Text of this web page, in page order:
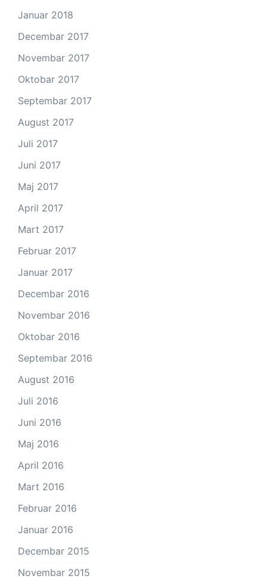
Januar 2018
Decembar 2017
Novembar 2017
Oktobar 2017
Septembar 2017
August 2017
Juli 2017
Juni 2017
Maj 2017
April 2017
Mart 2017
Februar 2017
Januar 2017
Decembar 2016
Novembar 2016
Oktobar 2016
Septembar 2016
August 2016
Juli 2016
Juni 2016
Maj 2016
April 2016
Mart 2016
Februar 2016
Januar 2016
Decembar 2015
Novembar 2015